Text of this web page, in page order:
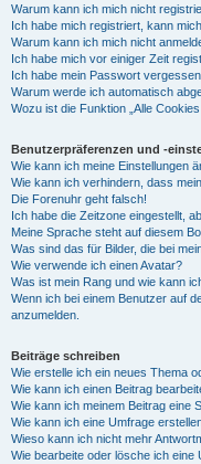
Warum kann ich mich nicht
Ich habe mich registriert, kann
Warum kann ich mich nicht
Ich habe mich vor einiger Zeit
Ich habe mein Passwort
Warum werde ich automatisch
Wozu ist die Funktion „Alle
Benutzerpräferenzen und -
Wie kann ich meine Einstellungen
Wie kann ich verhindern, dass
Die Forenuhr geht falsch!
Ich habe die Zeitzone eingestellt,
Meine Sprache steht auf diesem
Was sind das für Bilder, die bei
Wie verwende ich einen Avatar?
Was ist mein Rang und wie kann
Wenn ich bei einem Benutzer auf
anzumelden.
Beiträge schreiben
Wie erstelle ich ein neues Thema
Wie kann ich einen Beitrag
Wie kann ich meinem Beitrag eine
Wie kann ich eine Umfrage
Wieso kann ich nicht mehr
Wie bearbeite oder lösche ich eine